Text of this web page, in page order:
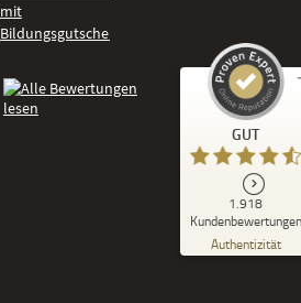
mit
Bildungsgutschein
GUT
1.918
Kundenbewertungen
Authentizität
Kundenbewertungen und Erfahrungen zu
DeLSt - Deutsches eLearning Studieninstitut
92
%
Empfehlungen auf
ProvenExpert.com